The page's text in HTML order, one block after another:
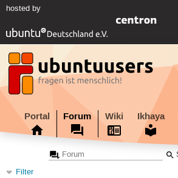
hosted by
Portal Forum Wiki Ikhaya
Filter